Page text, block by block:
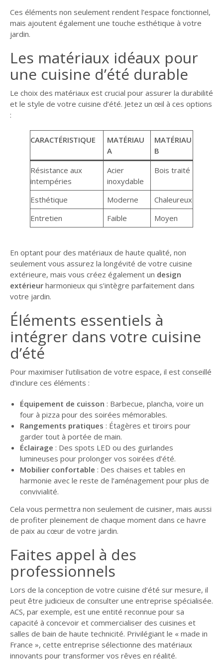
Ces éléments non seulement rendent l’espace fonctionnel,
mais ajoutent également une touche esthétique à votre
jardin.
Les matériaux idéaux pour
une cuisine d’été durable
Le choix des matériaux est crucial pour assurer la durabilité
et le style de votre cuisine d’été. Jetez un œil à ces options
:
CARACTÉRISTIQUE
MATÉRIAU
A
MATÉRIAU
B
Résistance aux
intempéries
Acier
inoxydable
Bois traité
Esthétique Moderne
Chaleureux
Entretien
Faible Moyen
En optant pour des matériaux de haute qualité, non
seulement vous assurez la longévité de votre cuisine
extérieure, mais vous créez également un design
extérieurharmonieux qui s’intègre parfaitement dans
votre jardin.
Éléments essentiels à
intégrer dans votre cuisine
d’été
Pour maximiser l’utilisation de votre espace, il est conseillé
d’inclure ces éléments :
Équipement de cuisson : Barbecue, plancha, voire un
four à pizza pour des soirées mémorables.
Rangements pratiques : Étagères et tiroirs pour
garder tout à portée de main.
Éclairage : Des spots LED ou des guirlandes
lumineuses pour prolonger vos soirées d’été.
Mobilier confortable : Des chaises et tables en
harmonie avec le reste de l’aménagement pour plus de
convivialité.
Cela vous permettra non seulement de cuisiner, mais aussi
de profiter pleinement de chaque moment dans ce havre
de paix au cœur de votre jardin.
Faites appel à des
professionnels
Lors de la conception de votre cuisine d’été sur mesure, il
peut être judicieux de consulter une entreprise spécialisée.
ACS, par exemple, est une entité reconnue pour sa
capacité à concevoir et commercialiser des cuisines et
salles de bain de haute technicité. Privilégiant le « made in
France », cette entreprise sélectionne des matériaux
innovants pour transformer vos rêves en réalité.